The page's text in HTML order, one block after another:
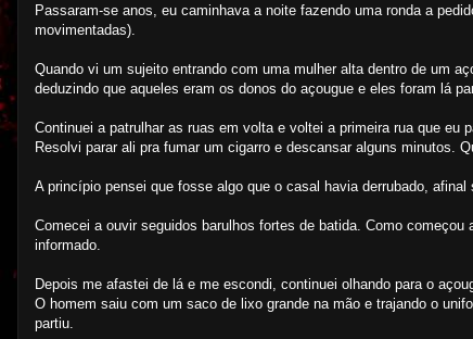
Passaram-se anos, eu caminhava a noite fazendo uma ronda a
movimentadas).
Quando vi um sujeito entrando com uma mulher alta dentro de um
deduzindo que aqueles eram os donos do açougue e eles foram lá
Continuei a patrulhar as ruas em volta e voltei a primeira rua que eu
Resolvi parar ali pra fumar um cigarro e descansar alguns minutos.
A princípio pensei que fosse algo que o casal havia derrubado,
Comecei a ouvir seguidos barulhos fortes de batida. Como
informado.
Depois me afastei de lá e me escondi, continuei olhando para o
O homem saiu com um saco de lixo grande na mão e trajando o
partiu.